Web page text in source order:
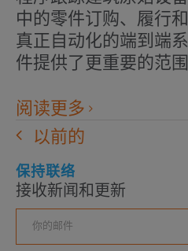
中的零件订购、履行
真正自动化的端到端
件提供了更重要的范围
阅读更多在
新
中
开
以前的
保持联络
接收新闻和更新